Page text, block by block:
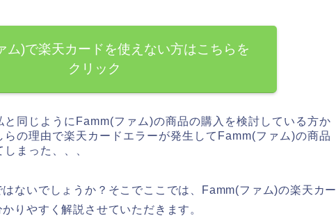
ム)で楽天カードを使えない方はこちらを
クリック
と同じようにFamm(ファム)の商品の購入を検討している方か
らの理由で楽天カードエラーが発生してFamm(ファム)の商品
まった、、、
ないでしょうか？そこでここでは、Famm(ファム)の楽天カー
りやすく解説させていただきます。